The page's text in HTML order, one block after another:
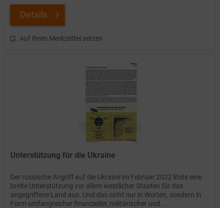
Details
Auf Ihren Merkzettel setzen
Unterstützung für die Ukraine
Der russische Angriff auf die Ukraine im Februar 2022 löste eine
breite Unterstützung vor allem westlicher Staaten für das
angegriffene Land aus. Und das nicht nur in Worten, sondern in
Form umfangreicher finanzieller, militärischer und...